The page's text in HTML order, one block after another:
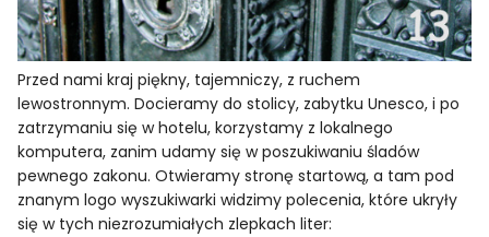
Przed nami kraj piękny, tajemniczy, z ruchem
lewostronnym. Docieramy do stolicy, zabytku Unesco, i po
zatrzymaniu się w hotelu, korzystamy z lokalnego
komputera, zanim udamy się w poszukiwaniu śladów
pewnego zakonu. Otwieramy stronę startową, a tam pod
znanym logo wyszukiwarki widzimy polecenia, które ukryły
się w tych niezrozumiałych zlepkach liter: